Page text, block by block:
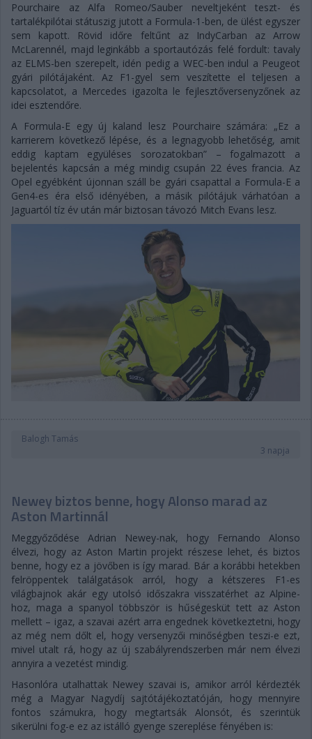
Pourchaire az Alfa Romeo/Sauber neveltjeként teszt- és
tartalékpilótai státuszig jutott a Formula-1-ben, de ülést egyszer
sem kapott. Rövid időre feltűnt az IndyCarban az Arrow
McLarennél, majd leginkább a sportautózás felé fordult: tavaly
az ELMS-ben szerepelt, idén pedig a WEC-ben indul a Peugeot
gyári pilótájaként. Az F1-gyel sem veszítette el teljesen a
kapcsolatot, a Mercedes igazolta le fejlesztőversenyzőnek az
idei esztendőre.
A Formula-E egy új kaland lesz Pourchaire számára: „Ez a
karrierem következő lépése, és a legnagyobb lehetőség, amit
eddig kaptam együléses sorozatokban” – fogalmazott a
bejelentés kapcsán a még mindig csupán 22 éves francia. Az
Opel egyébként újonnan száll be gyári csapattal a Formula-E a
Gen4-es éra első idényében, a másik pilótájuk várhatóan a
Jaguartól tíz év után már biztosan távozó Mitch Evans lesz.
Balogh Tamás
3 napja
Newey biztos benne, hogy Alonso marad az
Aston Martinnál
Meggyőződése Adrian Newey-nak, hogy Fernando Alonso
élvezi, hogy az Aston Martin projekt részese lehet, és biztos
benne, hogy ez a jövőben is így marad. Bár a korábbi hetekben
felröppentek találgatások arról, hogy a kétszeres F1-es
világbajnok akár egy utolsó időszakra visszatérhet az Alpine-
hoz, maga a spanyol többször is hűségesküt tett az Aston
mellett – igaz, a szavai azért arra engednek következtetni, hogy
az még nem dőlt el, hogy versenyzői minőségben teszi-e ezt,
mivel utalt rá, hogy az új szabályrendszerben már nem élvezi
annyira a vezetést mindig.
Hasonlóra utalhattak Newey szavai is, amikor arról kérdezték
még a Magyar Nagydíj sajtótájékoztatóján, hogy mennyire
fontos számukra, hogy megtartsák Alonsót, és szerintük
sikerülni fog-e ez az istálló gyenge szereplése fényében is: